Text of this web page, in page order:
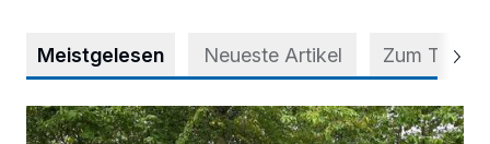
Meistgelesen Neueste Artikel Zum Thema
Aus Grau wird Haltung